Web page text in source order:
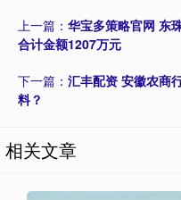
上一篇： 华宝多策略官网 东
合计金额1207万元
下一篇： 汇丰配资 安徽农商
料？
相关文章